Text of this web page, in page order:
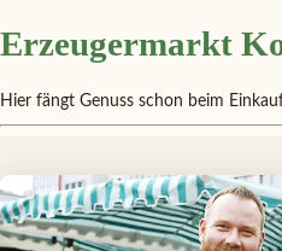
Erzeugermarkt
Hier fängt Genuss schon beim